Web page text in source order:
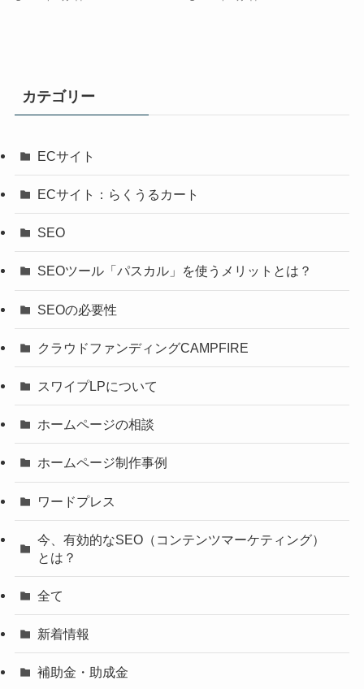
カテゴリー
ECサイト
ECサイト：らくうるカート
SEO
SEOツール「パスカル」を使うメリットとは？
SEOの必要性
クラウドファンディングCAMPFIRE
スワイプLPについて
ホームページの相談
ホームページ制作事例
ワードプレス
今、有効的なSEO（コンテンツマーケティング）
とは？
全て
新着情報
補助金・助成金